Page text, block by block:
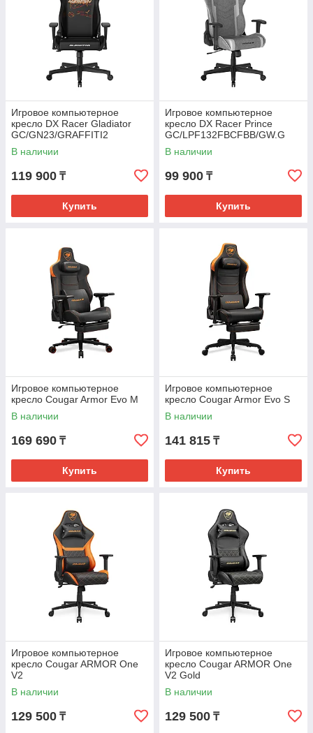
Игровое компьютерное
кресло DX Racer Gladiator
GC/GN23/GRAFFITI2
В наличии
119 900 ₸
Купить
Игровое компьютерное
кресло DX Racer Prince
GC/LPF132FBCFBB/GW.G
В наличии
99 900 ₸
Купить
Игровое компьютерное
кресло Cougar Armor Evo M
В наличии
169 690 ₸
Купить
Игровое компьютерное
кресло Cougar Armor Evo S
В наличии
141 815 ₸
Купить
Игровое компьютерное
кресло Cougar ARMOR One
V2
В наличии
129 500 ₸
Игровое компьютерное
кресло Cougar ARMOR One
V2 Gold
В наличии
129 500 ₸